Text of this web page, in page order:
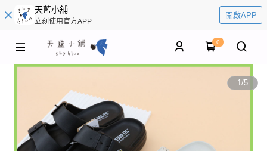
天藍小舖
立刻使用官方APP
開啟APP
0
1/5